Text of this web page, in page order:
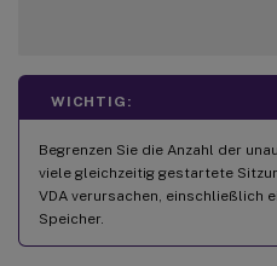
WICHTIG:
Begrenzen Sie die Anzahl der
viele gleichzeitig gestartete
VDA verursachen, einschließlich
Speicher.